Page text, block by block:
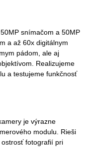
snímačom a 50MP
a až 60x digitálnym
pádom, ale aj
Realizujeme
a testujeme funkčnosť
je výrazne
modulu. Rieši
fotografií pri